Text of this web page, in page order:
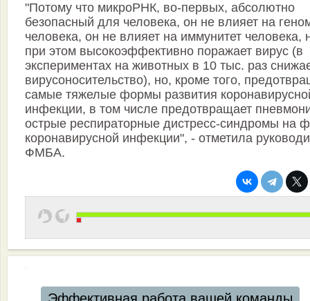
"Потому что микроРНК, во-первых, абсолютно
безопасный для человека, он не влияет на
человека, он не влияет на иммунитет человека,
при этом высокоэффективно поражает вирус (в
экспериментах на животных в 10 тыс. раз
вирусоносительство), но, кроме того,
самые тяжелые формы развития
инфекции, в том числе предотвращает
острые респираторные дистресс-синдромы на
коронавирусной инфекции", - отметила
ФМБА.